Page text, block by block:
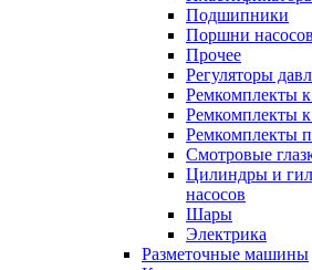
Подшипники
Поршни насосов
Прочее
Регуляторы
Ремкомплекты к
Ремкомплекты
Ремкомплекты
Смотровые
Цилиндры и
насосов
Шары
Электрика
Разметочные машины